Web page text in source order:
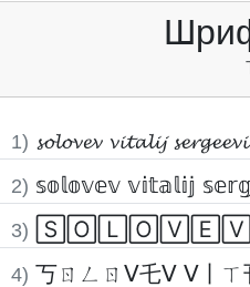
1) 𝓼𝓸𝓵𝓸𝓿𝓮𝓿 𝓿𝓲𝓽𝓪𝓵𝓲𝓳
2) 𝕤𝕠𝕝𝕠𝕧𝕖𝕧 𝕧𝕚𝕥𝕒𝕝𝕚𝕛
3)
4) 丂ㄖㄥㄖᐯ乇ᐯ ᐯ丨ㄒ